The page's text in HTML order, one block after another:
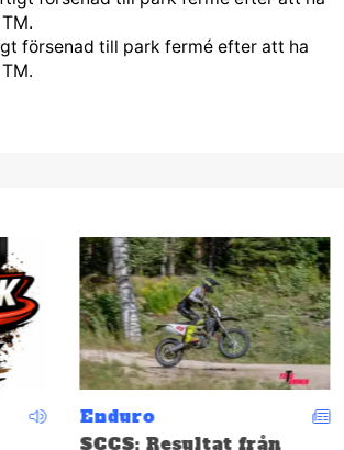
försenad till park fermé efter att ha
Enduro
SCCS: Resultat från